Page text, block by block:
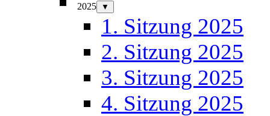
2025 ▼
1. Sitzung 2025
2. Sitzung 2025
3. Sitzung 2025
4. Sitzung 2025